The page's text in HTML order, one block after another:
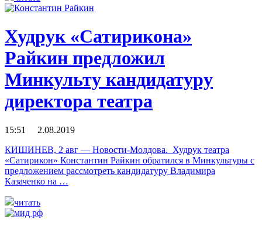
Худрук «Сатирикона»
Райкин предложил
Минкульту кандидатуру
директора театра
15:51 2.08.2019
КИШИНЕВ, 2 авг — Новости-Молдова. Худрук театра
«Сатирикон» Константин Райкин обратился в Минкультуры с
предложением рассмотреть кандидатуру Владимира
Казаченко на …
читать